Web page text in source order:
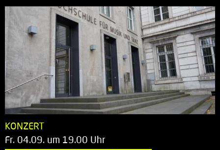
KONZERT
Fr. 04.09. um 19.00 Uhr